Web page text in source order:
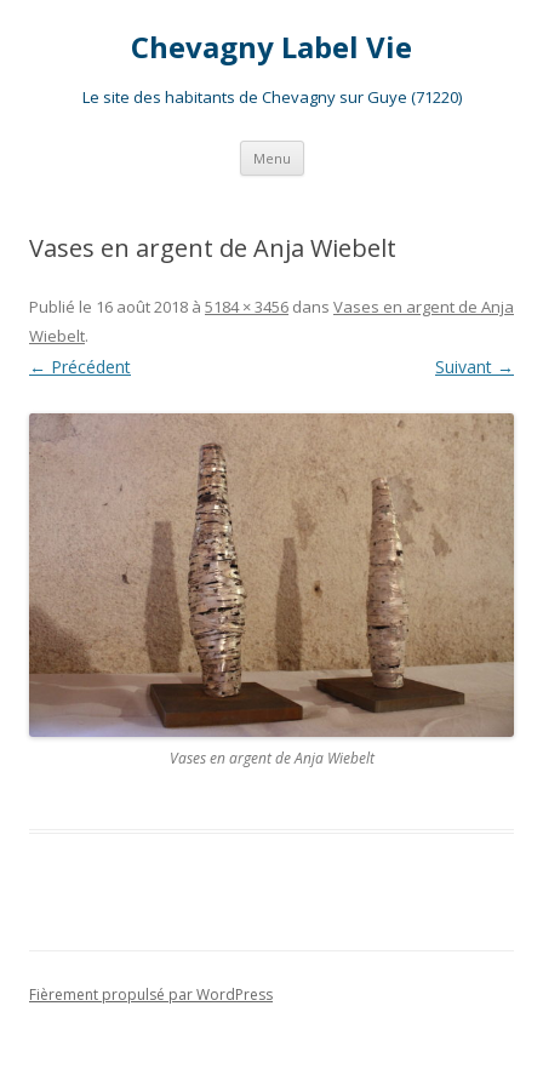
Chevagny Label Vie
Le site des habitants de Chevagny sur Guye (71220)
Menu Aller
contenu
Vases en argent de Anja Wiebelt
Publié le 16 août 2018 à 5184 × 3456 dans Vases en argent de Anja
Wiebelt.
← Précédent Suivant →
Vases en argent de Anja Wiebelt
Fièrement propulsé par WordPress